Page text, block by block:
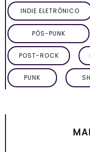
INDIE ELETRÔNICO
PÓS-PUNK
POST-ROCK
PUNK